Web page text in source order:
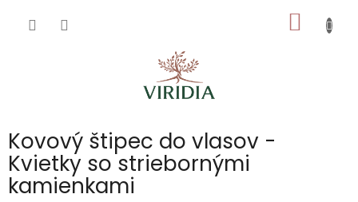
KOŠÍK
Kovový štipec do vlasov -
Kvietky so striebornými
kamienkami